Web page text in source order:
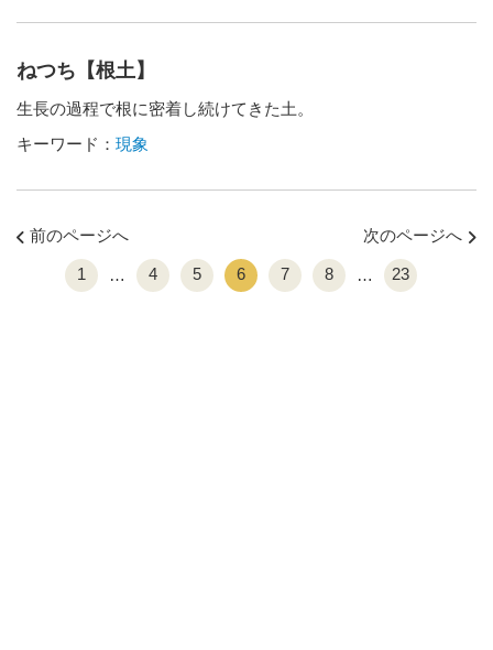
ねつち【根土】
生長の過程で根に密着し続けてきた土。
キーワード： 現象
前のページへ
1 … 4 5 6 7 8 … 23
次のページへ